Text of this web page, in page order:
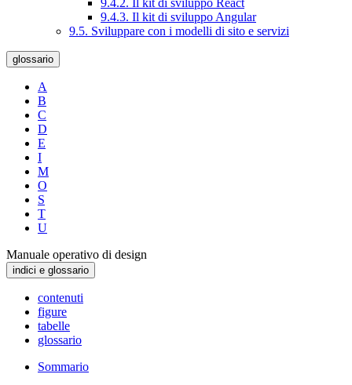
9.4.2. Il kit di sviluppo React
9.4.3. Il kit di sviluppo Angular
9.5. Sviluppare con i modelli di sito e servizi
glossario
A
B
C
D
E
I
M
O
S
T
U
Manuale operativo di design
indici e glossario
contenuti
figure
tabelle
glossario
Sommario